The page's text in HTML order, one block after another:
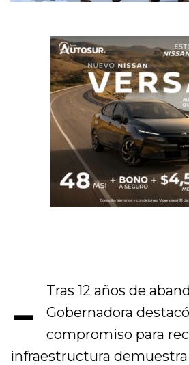
-
Tras 12 años de
Gobernadora
compromiso para
infraestructura